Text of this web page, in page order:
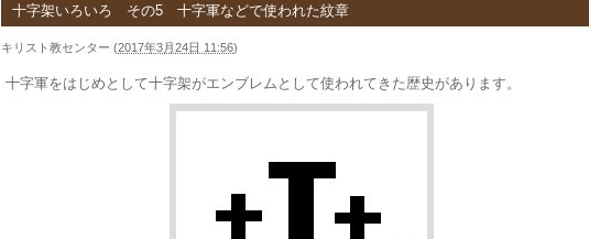
十字架いろいろ その5 十字軍などで使われた紋章
キリスト教センター (2017年3月24日 11:56)
十字軍をはじめとして十字架がエンブレムとして使われてきた歴史があります。